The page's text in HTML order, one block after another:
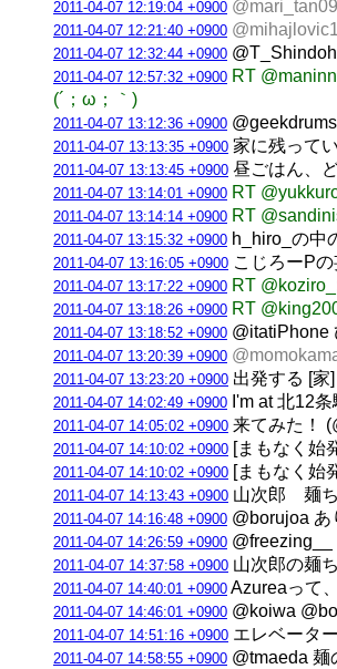
2011-04-07 12:19:04 +0900
2011-04-07 12:21:40 +0900
2011-04-07 12:32:44 +0900
2011-04-07 12:57:32 +0900 RT
(´；ω；｀)
2011-04-07 13:12:36 +0900
2011-04-07 13:13:35 +0900 家に残って
2011-04-07 13:13:45 +0900 昼ごはん、
2011-04-07 13:14:01 +0900 RT
2011-04-07 13:14:14 +0900 RT
2011-04-07 13:15:32 +0900 h_hiro_の中
2011-04-07 13:16:05 +0900 こじろーP
2011-04-07 13:17:22 +0900 RT
2011-04-07 13:18:26 +0900 RT
2011-04-07 13:18:52 +0900 @itatiPhone
2011-04-07 13:20:39 +0900
2011-04-07 13:23:20 +0900 出発する [家]
2011-04-07 14:02:49 +0900 I'm at 北12
2011-04-07 14:05:02 +0900 来てみた！
2011-04-07 14:10:02 +0900 [まもなく始
2011-04-07 14:10:02 +0900 [まもなく始
2011-04-07 14:13:43 +0900 山次郎 麺ち
2011-04-07 14:16:48 +0900 @borujoa あ
2011-04-07 14:26:59 +0900
2011-04-07 14:37:58 +0900 山次郎の麺
2011-04-07 14:40:01 +0900 Azureaって
2011-04-07 14:46:01 +0900 @koiwa
2011-04-07 14:51:16 +0900 エレベータ
2011-04-07 14:58:55 +0900 @tmaeda